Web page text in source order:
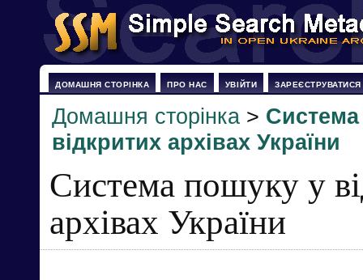
ДОМАШНЯ СТОРІНКА ПРО НАС УВІЙТИ ЗАРЕЄСТРУВАТИСЯ
Домашня сторінка >
відкритих архівах України
Система пошуку у
архівах України